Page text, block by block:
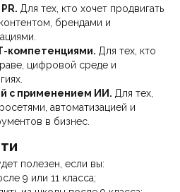
Для тех, кто хочет продвигать
брендами и
компетенциями. Для тех, кто
цифровой среде и
с применением ИИ. Для тех,
автоматизацией и
в бизнес.
полезен, если вы:
9 или 11 класса;